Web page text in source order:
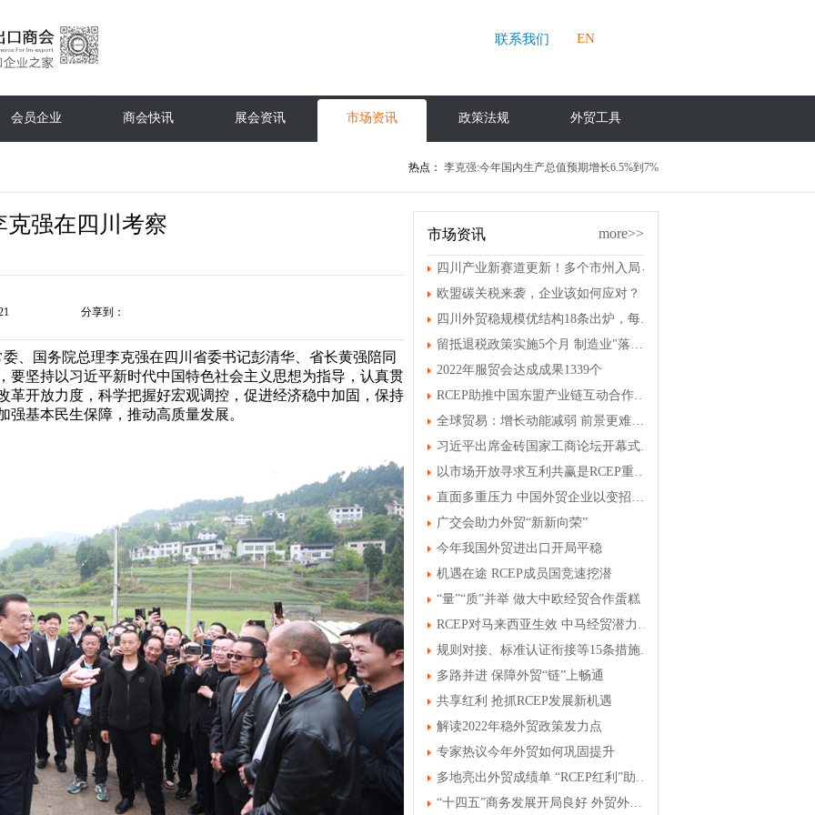
联系我们 EN
会员企业 商会快讯 展会资讯 市场资讯 政策法规 外贸工具
热点： 李克强:今年国内生产总值预期增长6.5%到7%
克强在四川考察
分享到：
、国务院总理李克强在四川省委书记彭清华、省长黄强陪同
要坚持以习近平新时代中国特色社会主义思想为指导，认真贯
革开放力度，科学把握好宏观调控，促进经济稳中加固，保持
基本民生保障，推动高质量发展。
市场资讯 more>>
四川产业新赛道更新！多个市州入局→
欧盟碳关税来袭，企业该如何应对？
四川外贸稳规模优结构18条出炉，每年支持开展国际性展会和经贸促进活动100场以上
留抵退税政策实施5个月 制造业"落袋"5377亿元
2022年服贸会达成成果1339个
RCEP助推中国东盟产业链互动合作不断深化
全球贸易：增长动能减弱 前景更难确定
习近平出席金砖国家工商论坛开幕式并发表主旨演讲
以市场开放寻求互利共赢是RCEP重要推动力
直面多重压力 中国外贸企业以变招迎变局
广交会助力外贸“新新向荣”
今年我国外贸进出口开局平稳
机遇在途 RCEP成员国竞速挖潜
“量”“质”并举 做大中欧经贸合作蛋糕
RCEP对马来西亚生效 中马经贸潜力有望再释放
规则对接、标准认证衔接等15条措施——促进内外贸一体化发展
多路并进 保障外贸“链”上畅通
共享红利 抢抓RCEP发展新机遇
解读2022年稳外贸政策发力点
专家热议今年外贸如何巩固提升
多地亮出外贸成绩单 “RCEP红利”助力稳外贸
“十四五”商务发展开局良好 外贸外资消费规模均创新高